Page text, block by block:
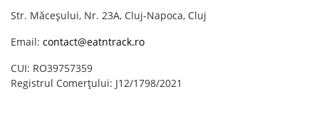
Str. Măceșului, Nr. 23A, Cluj-Napoca, Cluj
Email: contact@eatntrack.ro
CUI: RO39757359
Registrul Comerțului: J12/1798/2021